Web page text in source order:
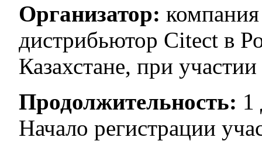
Организатор:
дистрибьютор Citect в
Казахстане, при
Продолжительность: 1
Начало регистрации